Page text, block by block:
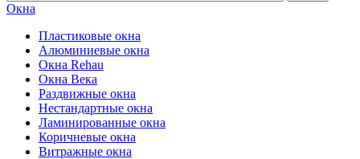
Окна
Пластиковые окна
Алюминиевые окна
Окна Rehau
Окна Века
Раздвижные окна
Нестандартные окна
Ламинированные окна
Коричневые окна
Витражные окна